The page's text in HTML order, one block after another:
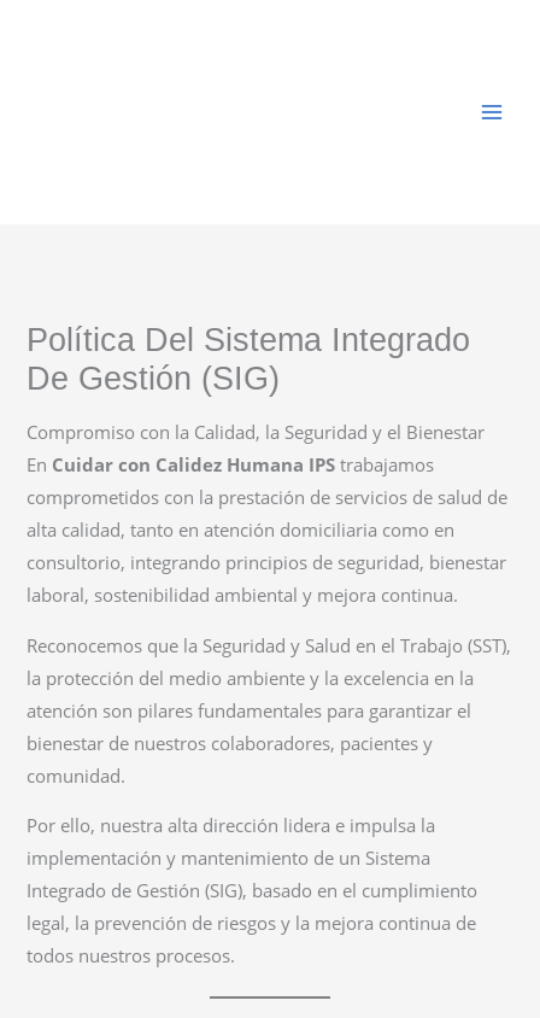
Política Del Sistema Integrado
De Gestión (SIG)
Compromiso con la Calidad, la Seguridad y el Bienestar
En Cuidar con Calidez Humana IPS trabajamos
comprometidos con la prestación de servicios de salud de
alta calidad, tanto en atención domiciliaria como en
consultorio, integrando principios de seguridad, bienestar
laboral, sostenibilidad ambiental y mejora continua.
Reconocemos que la Seguridad y Salud en el Trabajo (SST),
la protección del medio ambiente y la excelencia en la
atención son pilares fundamentales para garantizar el
bienestar de nuestros colaboradores, pacientes y
comunidad.
Por ello, nuestra alta dirección lidera e impulsa la
implementación y mantenimiento de un Sistema
Integrado de Gestión (SIG), basado en el cumplimiento
legal, la prevención de riesgos y la mejora continua de
todos nuestros procesos.